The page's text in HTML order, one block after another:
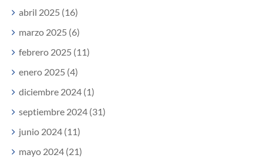
abril 2025 (16)
marzo 2025 (6)
febrero 2025 (11)
enero 2025 (4)
diciembre 2024 (1)
septiembre 2024 (31)
junio 2024 (11)
mayo 2024 (21)